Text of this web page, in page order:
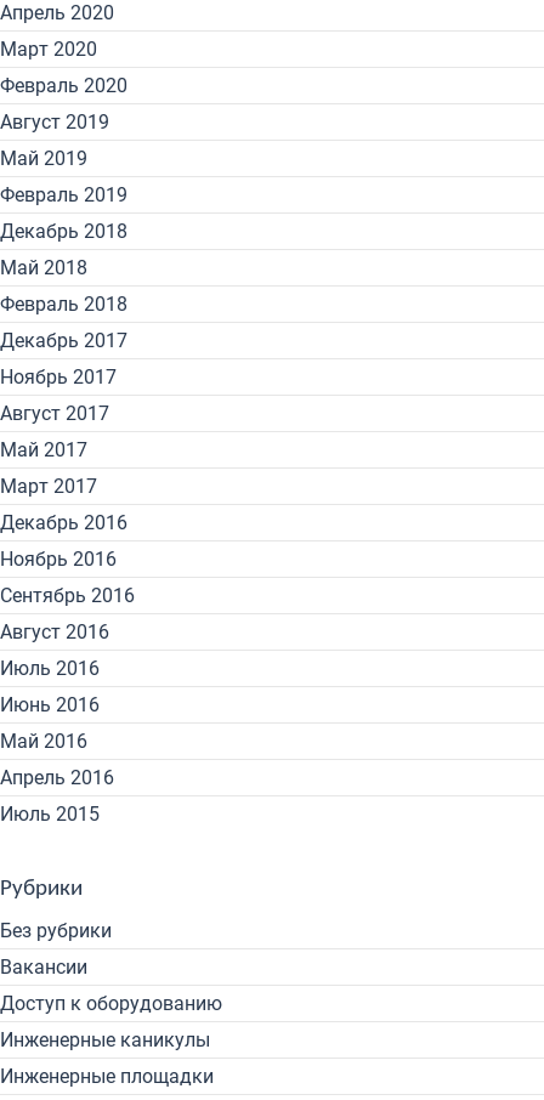
Апрель 2020
Март 2020
Февраль 2020
Август 2019
Май 2019
Февраль 2019
Декабрь 2018
Май 2018
Февраль 2018
Декабрь 2017
Ноябрь 2017
Август 2017
Май 2017
Март 2017
Декабрь 2016
Ноябрь 2016
Сентябрь 2016
Август 2016
Июль 2016
Июнь 2016
Май 2016
Апрель 2016
Июль 2015
Рубрики
Без рубрики
Вакансии
Доступ к оборудованию
Инженерные каникулы
Инженерные площадки